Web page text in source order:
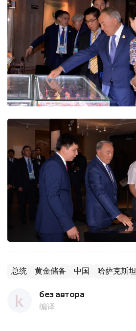
总统 黄金储备 中国 哈萨克斯坦
без автора
编译